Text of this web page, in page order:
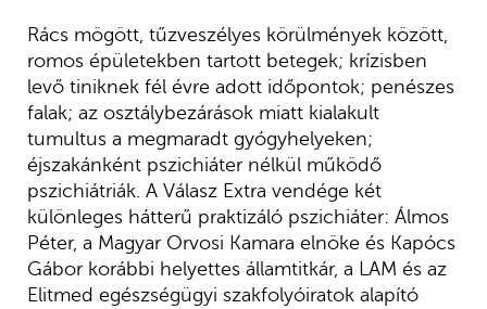
Rács mögött, tűzveszélyes körülmények között,
romos épületekben tartott betegek; krízisben
levő tiniknek fél évre adott időpontok; penészes
falak; az osztálybezárások miatt kialakult
tumultus a megmaradt gyógyhelyeken;
éjszakánként pszichiáter nélkül működő
pszichiátriák. A Válasz Extra vendége két
különleges hátterű praktizáló pszichiáter: Álmos
Péter, a Magyar Orvosi Kamara elnöke és Kapócs
Gábor korábbi helyettes államtitkár, a LAM és az
Elitmed egészségügyi szakfolyóiratok alapító